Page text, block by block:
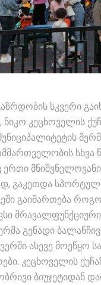
სკვერი
კეცხოველის
ერთი
გაკეთდა
გაიმართება
გენადი
ასევე მოეწყო
კეცხოველის
ბიუჯეტიდან